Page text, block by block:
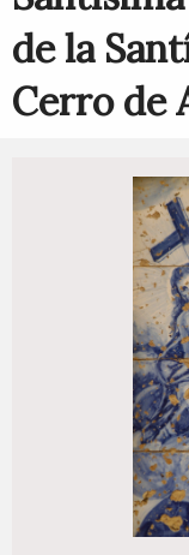
de la
Cerro de